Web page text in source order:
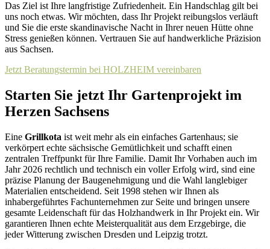
Das Ziel ist Ihre langfristige Zufriedenheit. Ein Handschlag gilt bei
uns noch etwas. Wir möchten, dass Ihr Projekt reibungslos verläuft
und Sie die erste skandinavische Nacht in Ihrer neuen Hütte ohne
Stress genießen können. Vertrauen Sie auf handwerkliche Präzision
aus Sachsen.
Jetzt Beratungstermin bei HOLZHEIM vereinbaren
Starten Sie jetzt Ihr Gartenprojekt im
Herzen Sachsens
Eine Grillkota ist weit mehr als ein einfaches Gartenhaus; sie
verkörpert echte sächsische Gemütlichkeit und schafft einen
zentralen Treffpunkt für Ihre Familie. Damit Ihr Vorhaben auch im
Jahr 2026 rechtlich und technisch ein voller Erfolg wird, sind eine
präzise Planung der Baugenehmigung und die Wahl langlebiger
Materialien entscheidend. Seit 1998 stehen wir Ihnen als
inhabergeführtes Fachunternehmen zur Seite und bringen unsere
gesamte Leidenschaft für das Holzhandwerk in Ihr Projekt ein. Wir
garantieren Ihnen echte Meisterqualität aus dem Erzgebirge, die
jeder Witterung zwischen Dresden und Leipzig trotzt.